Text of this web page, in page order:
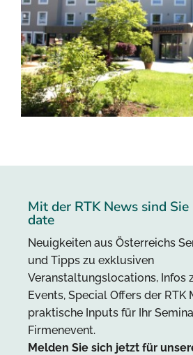
Mit der RTK News sind
date
Neuigkeiten aus Österreichs
und Tipps zu exklusiven
Veranstaltungslocations, Infos
Events, Special Offers der
praktische Inputs für Ihr
Firmenevent.
Melden Sie sich jetzt für